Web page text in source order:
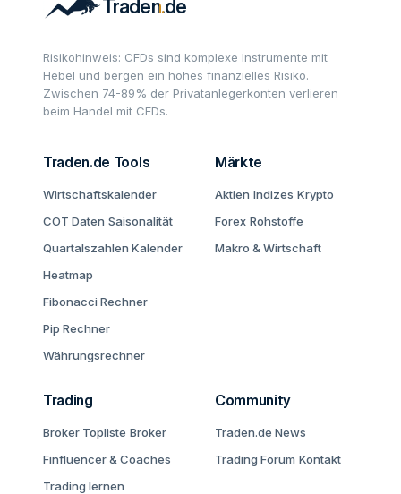
Risikohinweis: CFDs sind komplexe Instrumente mit
Hebel und bergen ein hohes finanzielles Risiko.
Zwischen 74-89% der Privatanlegerkonten verlieren
beim Handel mit CFDs.
Traden.de Tools
Wirtschaftskalender
COT Daten Saisonalität
Quartalszahlen Kalender
Heatmap
Fibonacci Rechner
Pip Rechner
Währungsrechner
Märkte
Aktien Indizes Krypto
Forex Rohstoffe
Makro & Wirtschaft
Trading
Broker Topliste Broker
Finfluencer & Coaches
Trading lernen
Community
Traden.de News
Trading Forum Kontakt